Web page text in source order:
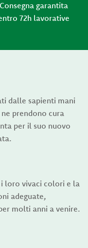
Consegna garantita
72h lavorative
dalle sapienti mani
prendono cura
per il suo nuovo
loro vivaci colori e la
adeguate,
molti anni a venire.